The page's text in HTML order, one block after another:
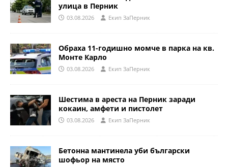
улица в Перник
03.08.2026 Eкип ЗаПерник
Обраха 11-годишно момче в парка на кв.
Монте Карло
03.08.2026 Eкип ЗаПерник
Шестима в ареста на Перник заради
кокаин, амфети и пистолет
03.08.2026 Eкип ЗаПерник
Бетонна мантинела уби български
шофьор на място